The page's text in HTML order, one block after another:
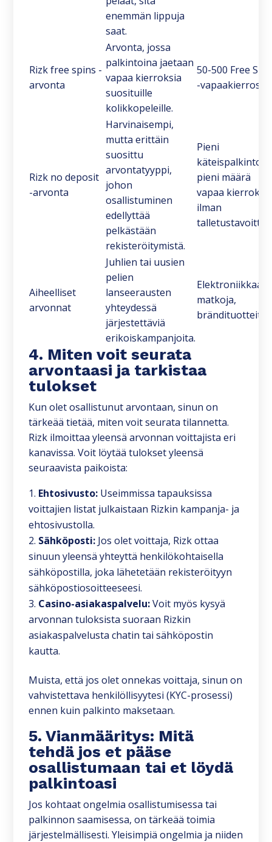
enemmän lippuja
saat.
Rizk free spins -
arvonta
Arvonta, jossa
palkintoina jaetaan
vapaa kierroksia
suosituille
kolikkopeleille.
50-500 Free
-vapaakierrosta
Rizk no deposit
-arvonta
Harvinaisempi,
mutta erittäin
suosittu
arvontatyyppi,
johon
osallistuminen
edellyttää
pelkästään
rekisteröitymistä.
Pieni
käteispalkinto
pieni määrä
vapaa
ilman
Aiheelliset
arvonnat
Juhlien tai uusien
pelien
lanseerausten
yhteydessä
järjestettäviä
erikoiskampanjoita.
Elektroniikkaa,
matkoja,
brändituotteita
4. Miten voit seurata
arvontaasi ja tarkistaa
tulokset
Kun olet osallistunut arvontaan, sinun on
tärkeää tietää, miten voit seurata tilannetta.
Rizk ilmoittaa yleensä arvonnan voittajista eri
kanavissa. Voit löytää tulokset yleensä
seuraavista paikoista:
Ehtosivusto: Useimmissa tapauksissa
voittajien listat julkaistaan Rizkin kampanja- ja
ehtosivustolla.
Sähköposti: Jos olet voittaja, Rizk ottaa
sinuun yleensä yhteyttä henkilökohtaisella
sähköpostilla, joka lähetetään rekisteröityyn
sähköpostiosoitteeseesi.
Casino-asiakaspalvelu:Voit myös kysyä
arvonnan tuloksista suoraan Rizkin
asiakaspalvelusta chatin tai sähköpostin
kautta.
Muista, että jos olet onnekas voittaja, sinun on
vahvistettava henkilöllisyytesi (KYC-prosessi)
ennen kuin palkinto maksetaan.
5. Vianmääritys: Mitä
tehdä jos et pääse
osallistumaan tai et löydä
palkintoasi
Jos kohtaat ongelmia osallistumisessa tai
palkinnon saamisessa, on tärkeää toimia
järjestelmällisesti. Yleisimpiä ongelmia ja niiden